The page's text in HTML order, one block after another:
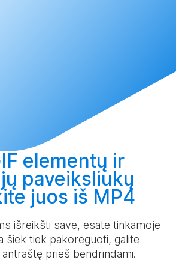
elementų ir
paveiksliukų
juos iš MP4
išreikšti save, esate tinkamoje
šiek tiek pakoreguoti, galite
prieš bendrindami.